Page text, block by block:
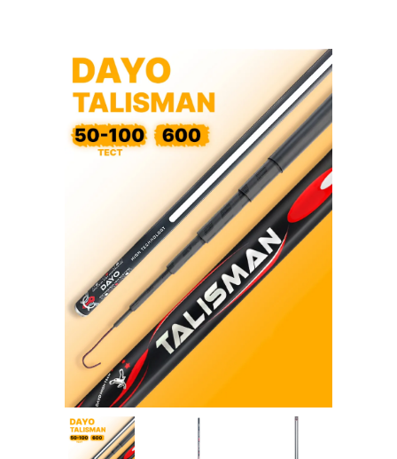
Товары для рыбалки
Личный кабинет